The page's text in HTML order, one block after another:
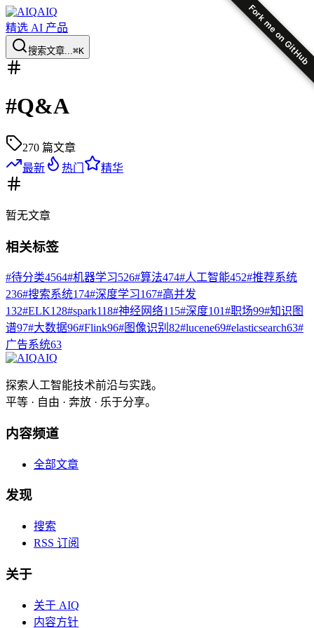
Fork me on GitHub
AIQ
精选 AI 产品
搜索文章...⌘K
#Q&A
270 篇文章
最新
热门 精华
暂无文章
相关标签
#待分类4564#机器学习526#算法474#人工智能452#推荐系统
236#搜索系统174#深度学习167#高并发
132#ELK128#spark118#神经网络115#深度101#职场99#知识图
谱97#大数据96#Flink96#图像识别 82#lucene69#elasticsearch63#
广告系统63
AIQ
探索人工智能技术前沿与实践。
平等 · 自由 · 奔放 · 乐于分享。
内容频道
全部文章
发现
搜索
RSS 订阅
关于
关于 AIQ
内容方针